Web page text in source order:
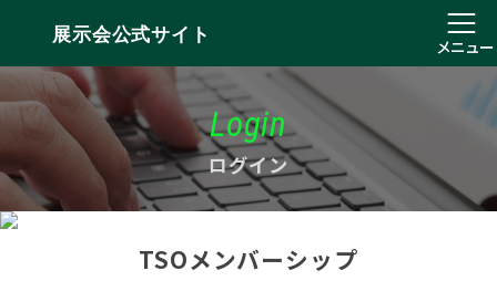
展示会公式サイト
メニュー
Login
ログイン
TSOメンバーシップ